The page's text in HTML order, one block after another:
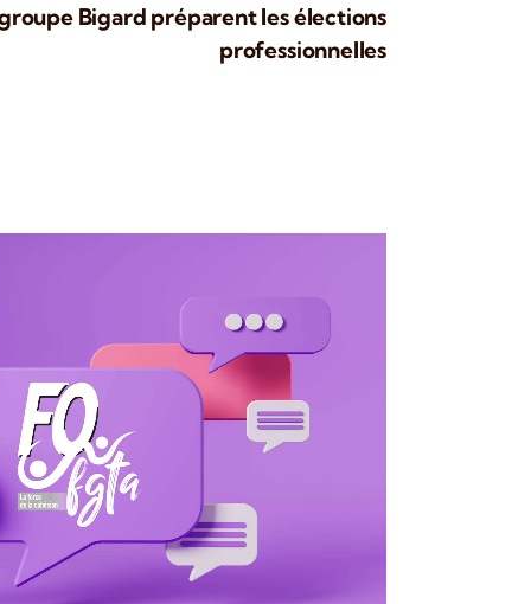
Bigard préparent les élections
professionnelles